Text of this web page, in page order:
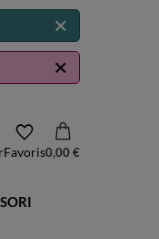
Favoris0,00 €